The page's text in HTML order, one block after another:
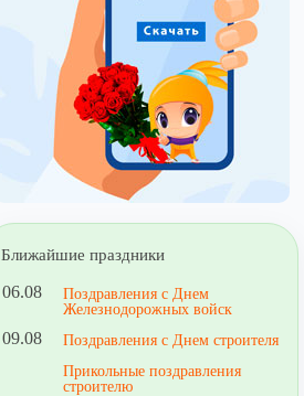
Ближайшие праздники
06.08
Поздравления с Днем
Железнодорожных войск
09.08
Поздравления с Днем строителя
Прикольные поздравления
строителю